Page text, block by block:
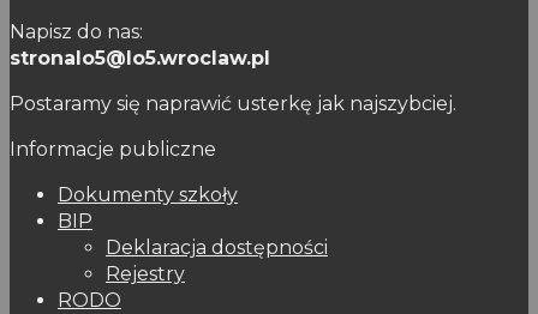
Napisz do nas:
stronalo5@lo5.wroclaw.pl
Postaramy się naprawić usterkę jak najszybciej.
Informacje publiczne
Dokumenty szkoły
BIP
Deklaracja dostępności
Rejestry
RODO